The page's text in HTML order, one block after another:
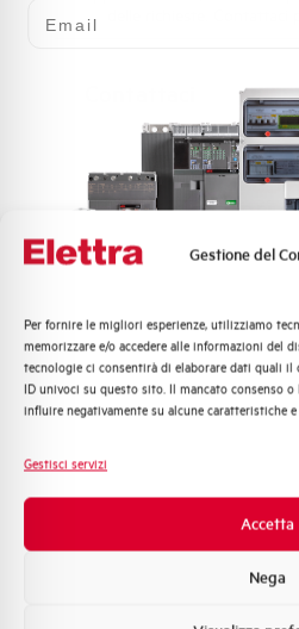
Gestione del
Per fornire le migliori esperienze, utilizziamo
memorizzare e/o accedere alle informazioni del
tecnologie ci consentirà di elaborare dati quali
ID univoci su questo sito. Il mancato consenso o
influire negativamente su alcune caratteristiche
Gestisci servizi
Accetta
Nega
Scopri
semplici passi. Scopri
Mappa
risposte immediate su
Quali argomenti ti
Distribuzione di Energia
Automazione Industriale
Sistema Quadri
Promozioni e offerte
Formazione tecnica